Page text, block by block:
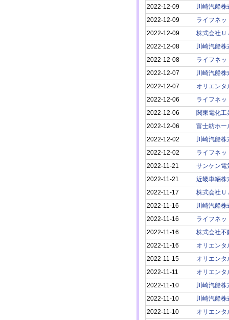
2022-12-09
川崎汽船株
2022-12-09
ライフネッ
2022-12-09
株式会社Ｕ
2022-12-08
川崎汽船株
2022-12-08
ライフネッ
2022-12-07
川崎汽船株
2022-12-07
オリエンタ
2022-12-06
ライフネッ
2022-12-06
関東電化工
2022-12-06
富士紡ホー
2022-12-02
川崎汽船株
2022-12-02
ライフネッ
2022-11-21
サンケン電
2022-11-21
近畿車輛株
2022-11-17
株式会社Ｕ
2022-11-16
川崎汽船株
2022-11-16
ライフネッ
2022-11-16
株式会社不
2022-11-16
オリエンタ
2022-11-15
オリエンタ
2022-11-11
オリエンタ
2022-11-10
川崎汽船株
2022-11-10
川崎汽船株
2022-11-10
オリエンタ